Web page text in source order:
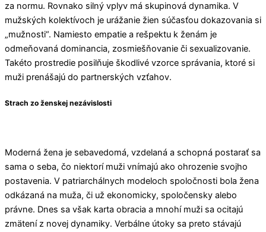
za normu. Rovnako silný vplyv má skupinová dynamika. V
mužských kolektívoch je urážanie žien súčasťou dokazovania si
„mužnosti“. Namiesto empatie a rešpektu k ženám je
odmeňovaná dominancia, zosmiešňovanie či sexualizovanie.
Takéto prostredie posilňuje škodlivé vzorce správania, ktoré si
muži prenášajú do partnerských vzťahov.
Strach zo ženskej nezávislosti
Moderná žena je sebavedomá, vzdelaná a schopná postarať sa
sama o seba, čo niektorí muži vnímajú ako ohrozenie svojho
postavenia. V patriarchálnych modeloch spoločnosti bola žena
odkázaná na muža, či už ekonomicky, spoločensky alebo
právne. Dnes sa však karta obracia a mnohí muži sa ocitajú
zmätení z novej dynamiky. Verbálne útoky sa preto stávajú